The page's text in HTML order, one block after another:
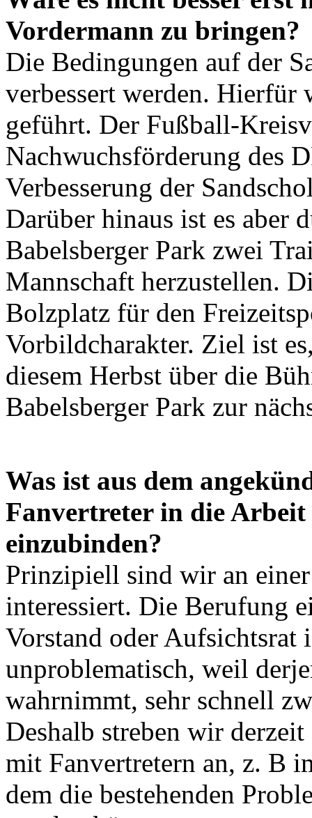
Vordermann zu bringen?
Die Bedingungen auf der
verbessert werden. Hierfür
geführt. Der Fußball-
Nachwuchsförderung des
Verbesserung der
Darüber hinaus ist es aber
Babelsberger Park zwei
Mannschaft herzustellen.
Bolzplatz für den
Vorbildcharakter. Ziel ist
diesem Herbst über die
Babelsberger Park zur
Was ist aus dem
Fanvertreter in die Arbeit
einzubinden?
Prinzipiell sind wir an
interessiert. Die Berufung
Vorstand oder Aufsichtsrat
unproblematisch, weil
wahrnimmt, sehr schnell
Deshalb streben wir
mit Fanvertretern an, z. B
dem die bestehenden